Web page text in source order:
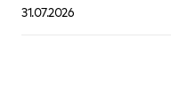
31.07.2026